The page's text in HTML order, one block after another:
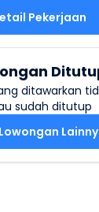
Pekerjaan
ditawarkan
sudah ditutup